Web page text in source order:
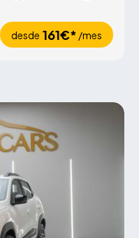
desde 161€* /mes